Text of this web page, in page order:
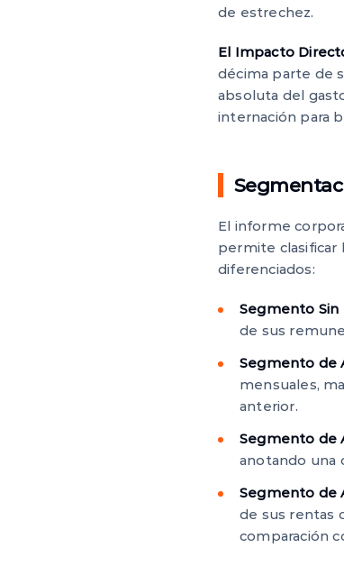
de estrechez.
El Impacto
décima parte de
absoluta del
internación para
El informe
permite clasificar
diferenciados:
Segmento Sin
de sus
Segmento de
mensuales,
anterior.
Segmento de
anotando una
Segmento de
de sus rentas
comparación